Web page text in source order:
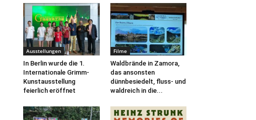
Ausstellungen
In Berlin wurde die 1.
Internationale Grimm-
Kunstausstellung
feierlich eröffnet
Filme
Waldbrände in Zamora,
das ansonsten
dünnbesiedelt, fluss- und
waldreich in die...